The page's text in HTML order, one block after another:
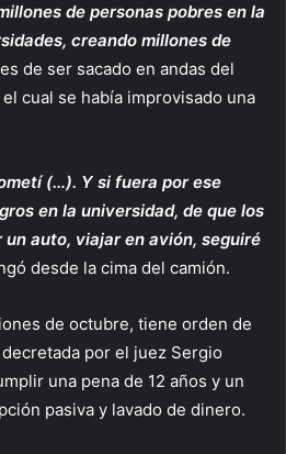
de personas pobres en la
creando millones de
de ser sacado en andas del
cual se había improvisado una
(…). Y si fuera por ese
en la universidad, de que los
auto, viajar en avión, seguiré
desde la cima del camión.
de octubre, tiene orden de
por el juez Sergio
una pena de 12 años y un
pasiva y lavado de dinero.